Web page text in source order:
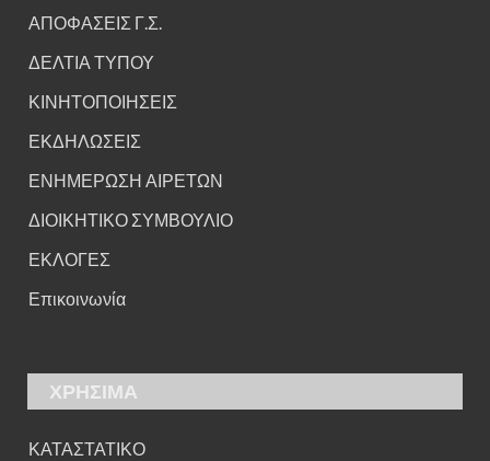
ΑΠΟΦΑΣΕΙΣ Γ.Σ.
ΔΕΛΤΙΑ ΤΥΠΟΥ
ΚΙΝΗΤΟΠΟΙΗΣΕΙΣ
ΕΚΔΗΛΩΣΕΙΣ
ΕΝΗΜΕΡΩΣΗ ΑΙΡΕΤΩΝ
ΔΙΟΙΚΗΤΙΚΟ ΣΥΜΒΟΥΛΙΟ
ΕΚΛΟΓΕΣ
Επικοινωνία
ΧΡΗΣΙΜΑ
ΚΑΤΑΣΤΑΤΙΚΟ